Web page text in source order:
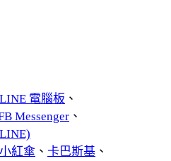
LINE 電腦板 、
Messenger 、
小紅傘 、 卡巴斯基 、